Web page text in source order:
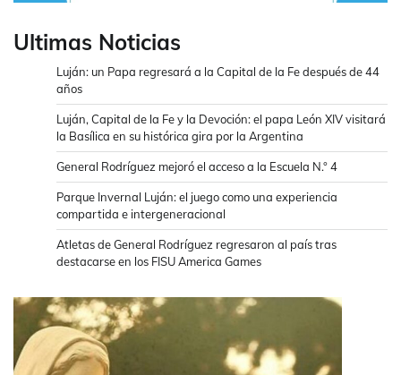
Ultimas Noticias
Luján: un Papa regresará a la Capital de la Fe después de 44
años
Luján, Capital de la Fe y la Devoción: el papa León XIV visitará
la Basílica en su histórica gira por la Argentina
General Rodríguez mejoró el acceso a la Escuela N.° 4
Parque Invernal Luján: el juego como una experiencia
compartida e intergeneracional
Atletas de General Rodríguez regresaron al país tras
destacarse en los FISU America Games